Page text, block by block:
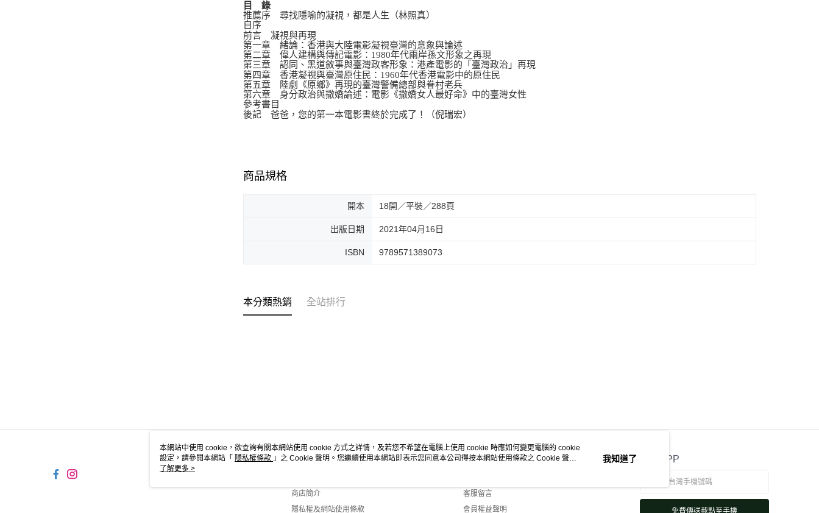
目 錄
推薦序 尋找隱喻的凝視，都是人生（林照真）
自序
前言 凝視與再現
第一章 緒論：香港與大陸電影凝視臺灣的意象與論述
第二章 偉人建構與傳記電影：1980年代兩岸孫文形象之再現
第三章 認同、黑道敘事與臺灣政客形象：港產電影的「臺灣政治」再現
第四章 香港凝視與臺灣原住民：1960年代香港電影中的原住民
第五章 陸劇《原鄉》再現的臺灣警備總部與眷村老兵
第六章 身分政治與撒嬌論述：電影《撒嬌女人最好命》中的臺灣女性
參考書目
後記 爸爸，您的第一本電影書終於完成了！（倪瑞宏）
商品規格
開本 18開／平裝／288頁
出版日期 2021年04月16日
ISBN 9789571389073
本分類熱銷 全站排行
關於我們
商店簡介
隱私權及網站使用條款
客服資訊
客服留言
會員權益聲明
官方APP
免費傳送載點至手機
本網站中使用 cookie，欲查詢有關本網站使用 cookie 方式之詳情，及若您不希望在電腦上使用 cookie 時應如何變更電腦的 cookie
設定，請參閱本網站「 隱私權條款 」之 Cookie 聲明。您繼續使用本網站即表示您同意本公司得按本網站使用條款之 Cookie 聲明
使用 cookie。
了解更多 >
我知道了